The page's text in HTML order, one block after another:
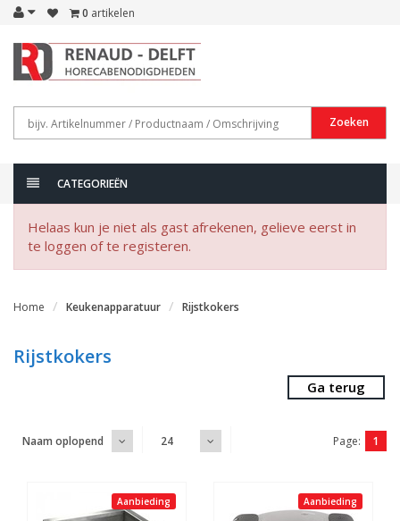
0 artikelen
Zoeken
CATEGORIEËN
Helaas kun je niet als gast afrekenen, gelieve eerst in
te loggen of te registeren.
Home Keukenapparatuur Rijstkokers
Rijstkokers
Ga terug
Naam oplopend 24 Page: 1
Aanbieding Aanbieding